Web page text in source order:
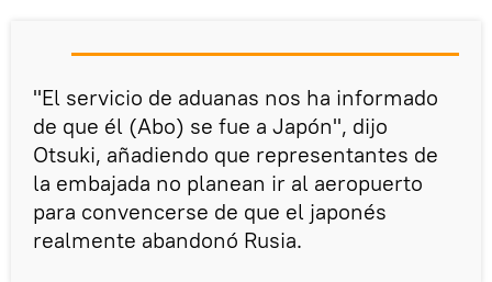
"El servicio de aduanas nos ha informado
de que él (Abo) se fue a Japón", dijo
Otsuki, añadiendo que representantes de
la embajada no planean ir al aeropuerto
para convencerse de que el japonés
realmente abandonó Rusia.